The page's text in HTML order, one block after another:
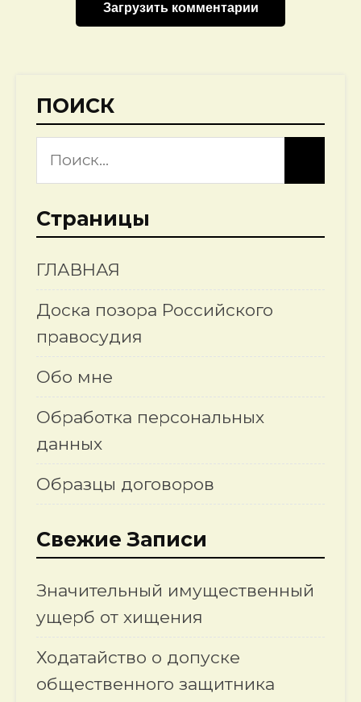
Загрузить комментарии
ПОИСК
Страницы
ГЛАВНАЯ
Доска позора Российского
правосудия
Обо мне
Обработка персональных
данных
Образцы договоров
Свежие Записи
Значительный имущественный
ущерб от хищения
Ходатайство о допуске
общественного защитника